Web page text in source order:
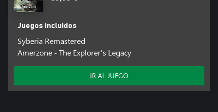
Juegos incluidos
Syberia Remastered
Amerzone - The Explorer's Legacy
IR AL JUEGO